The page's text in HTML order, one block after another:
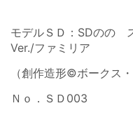
モデルＳＤ：SDのの
Ver./ファミリア
（創作造形©ボークス・
Ｎｏ．ＳＤ003